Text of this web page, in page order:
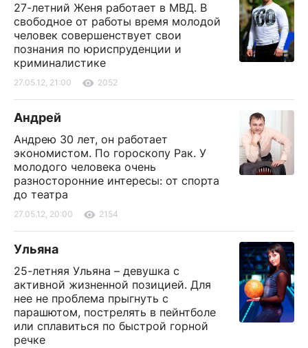
27-летний Женя работает в МВД. В
свободное от работы время молодой
человек совершенствует свои
познания по юриспруденции и
криминалистике
27.05.12, 21:00 2052
Андрей
Андрею 30 лет, он работает
экономистом. По гороскопу Рак. У
молодого человека очень
разносторонние интересы: от спорта
до театра
27.05.12, 20:00 2154
Ульяна
25-летняя Ульяна – девушка с
активной жизненной позицией. Для
нее не проблема прыгнуть с
парашютом, пострелять в пейнтболе
или сплавиться по быстрой горной
речке